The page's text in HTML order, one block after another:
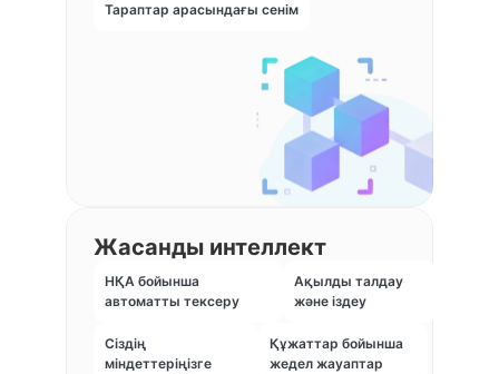
Тараптар арасындағы сенім
Жасанды интеллект
НҚА бойынша
автоматты тексеру
Ақылды талдау
және іздеу
Сіздің
міндеттеріңізге
Құжаттар бойынша
жедел жауаптар